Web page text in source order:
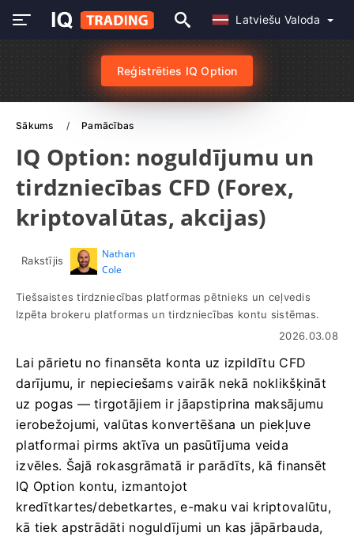
Latviešu Valoda
Reģistrēties IQ Option
Sākums Pamācības
IQ Option: noguldījumu un
tirdzniecības CFD (Forex,
kriptovalūtas, akcijas)
Rakstījis
Nathan
Cole
Tiešsaistes tirdzniecības platformas pētnieks un ceļvedis
Izpēta brokeru platformas un tirdzniecības kontu sistēmas.
2026.03.08
Lai pārietu no finansēta konta uz izpildītu CFD
darījumu, ir nepieciešams vairāk nekā noklikšķināt
uz pogas — tirgotājiem ir jāapstiprina maksājumu
ierobežojumi, valūtas konvertēšana un piekļuve
platformai pirms aktīva un pasūtījuma veida
izvēles. Šajā rokasgrāmatā ir parādīts, kā finansēt
IQ Option kontu, izmantojot
kredītkartes/debetkartes, e-maku vai kriptovalūtu,
kā tiek apstrādāti noguldījumi un kas jāpārbauda, ​​